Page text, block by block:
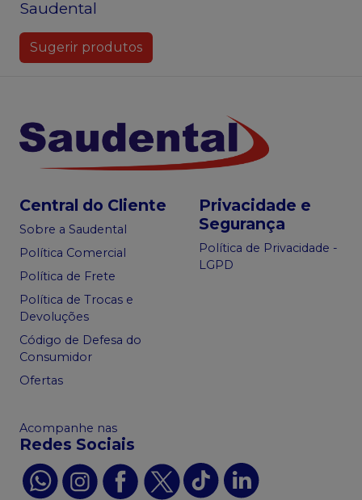
Saudental
Sugerir produtos
Central do Cliente
Sobre a Saudental
Política Comercial
Política de Frete
Política de Trocas e
Devoluções
Código de Defesa do
Consumidor
Ofertas
Privacidade e
Segurança
Política de Privacidade -
LGPD
Acompanhe nas
Redes Sociais